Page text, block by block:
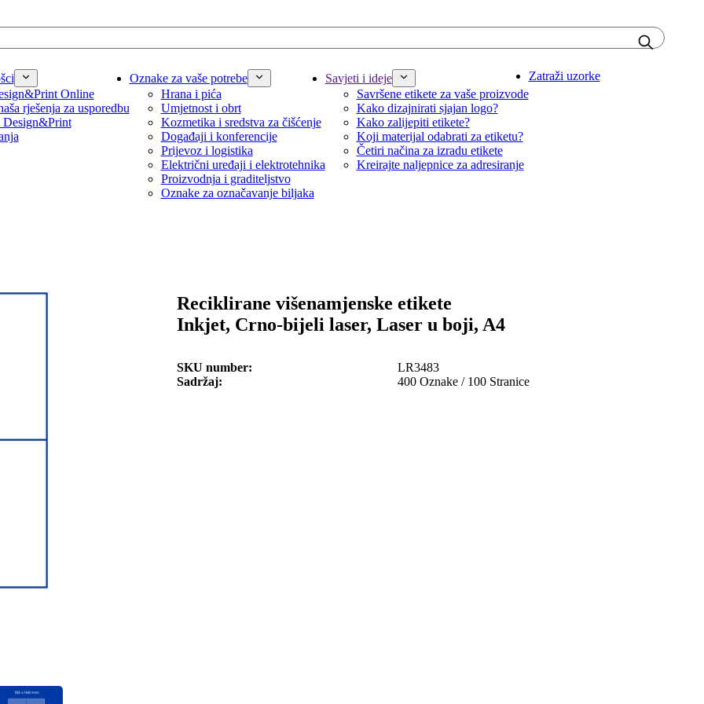
Online
rješenja za usporedbu
Design&Print
Oznake za vaše potrebe
Hrana i pića
Umjetnost i obrt
Kozmetika i sredstva za čišćenje
Događaji i konferencije
Prijevoz i logistika
Električni uređaji i elektrotehnika
Proizvodnja i graditeljstvo
Oznake za označavanje biljaka
Savjeti i ideje
Savršene etikete za vaše proizvode
Kako dizajnirati sjajan logo?
Kako zalijepiti etikete?
Koji materijal odabrati za etiketu?
Četiri načina za izradu etikete
Kreirajte naljepnice za adresiranje
Zatraži uzorke
Reciklirane višenamjenske etikete
Inkjet, Crno-bijeli laser, Laser u boji, A4
SKU number
LR3483
Sadržaj
400 Oznake / 100 Stranice